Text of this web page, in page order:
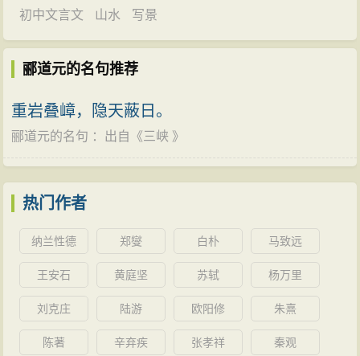
魏孝明帝正光四年（523年），郦道元担任河南尹，
治理京城洛阳。其后，奉诏前往北方各镇，整编相关的
官吏，筹备军粮，作好防守边关的必要准备。孝明帝把
沃野镇、怀朔镇、薄骨律、武川镇、抚冥镇、柔玄镇、
怀荒镇、御夷镇诸镇都改为州，它们的郡、县、戍的名
叛乱，裁减之事没有结果就返回了。孝昌初年，梁朝派
的先例。
到达涡阳，战败撤退。后郦道元追逐讨
伐，多有斩杀俘获。后来被授任御史中尉。
人们读后可以对各地的地理状态及其
当时北京城的城址、近郊的
规模改变自然环境的活动，像拦河堰的修筑、天然河流
的导引和人工渠道的开凿等。这是我们现在所能得到的
仍然是非常有用的。
《水经注》中的内容，除郦道元亲身考察所得到的
材料。这些书籍和碑刻，后来在历史 的变迁中大都已经
散佚了，幸而有郦道元的引用转录，才尚存一斑，使我
初中文言文 山水 写景
郦道元的名句推荐
重岩叠嶂，隐天蔽日。
郦道元的名句 ：出自《三峡 》
热门作者
纳兰性德 郑燮 白朴 马致远
王安石 黄庭坚 苏轼 杨万里
刘克庄 陆游 欧阳修 朱熹
陈著 辛弃疾 张孝祥 秦观